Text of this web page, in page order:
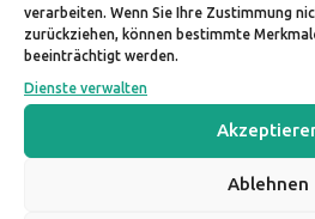
verarbeiten. Wenn Sie Ihre Zustimmung
zurückziehen, können bestimmte
beeinträchtigt werden.
Dienste verwalten
Ablehnen
Minuten. Das kostet Sie nichts –
eine Portion Neugier. Bitte füllen
Formular aus und teilen Sie mir
telefonisch erreichbar sind.
15 MINUTEN